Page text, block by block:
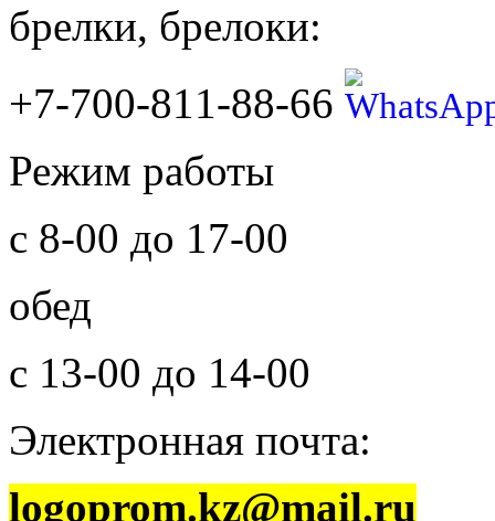
брелки, брелоки:
+7-700-811-88-66
Режим работы
с 8-00 до 17-00
обед
с 13-00 до 14-00
Электронная почта:
logoprom.kz@mail.ru